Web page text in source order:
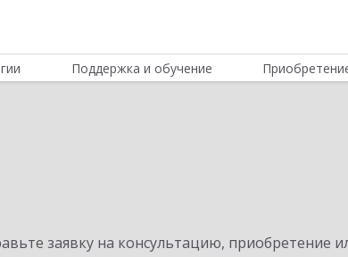
Поддержка и обучение
заявку на консультацию, приобретение